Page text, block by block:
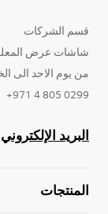
قسم الشركات
شاشات عرض
من يوم الاحد الى
0299 805 4 971+
البريد الإلكتروني
المنتجات